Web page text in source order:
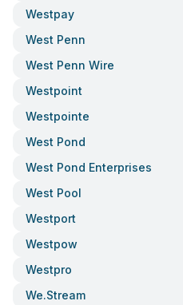
Westpay
West Penn
West Penn Wire
Westpoint
Westpointe
West Pond
West Pond Enterprises
West Pool
Westport
Westpow
Westpro
We.stream